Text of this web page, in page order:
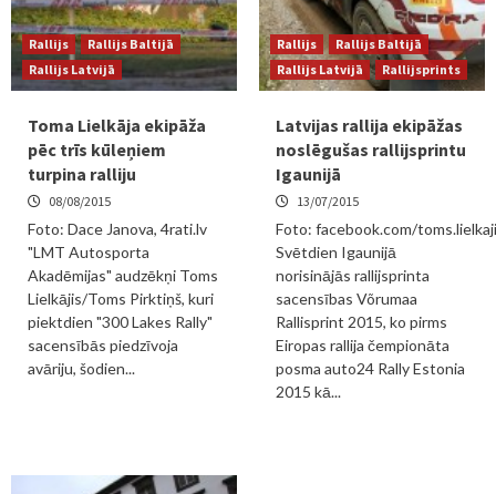
Rallijs
Rallijs Baltijā
Rallijs Latvijā
Toma Lielkāja ekipāža
pēc trīs kūleņiem
turpina ralliju
08/08/2015
Foto: Dace Janova, 4rati.lv
"LMT Autosporta
Akadēmijas" audzēkņi Toms
Lielkājis/Toms Pirktiņš, kuri
piektdien "300 Lakes Rally"
sacensībās piedzīvoja
avāriju, šodien...
Rallijs
Rallijs Baltijā
Rallijs Latvijā
Rallijsprints
Latvijas rallija ekipāžas
noslēgušas rallijsprintu
Igaunijā
13/07/2015
Foto: facebook.com/
Svētdien Igaunijā
norisinājās rallijsprinta
sacensības Võrumaa
Rallisprint 2015, ko pirms
Eiropas rallija čempionāta
posma auto24 Rally Estonia
2015 kā...